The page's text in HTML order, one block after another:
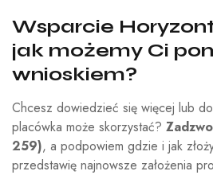
Wsparcie
jak możemy Ci
wnioskiem?
Chcesz dowiedzieć się więcej lub
placówka może skorzystać?
259), a podpowiem gdzie i jak
przedstawię najnowsze założenia